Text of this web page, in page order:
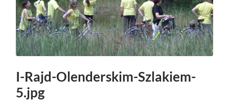
I-Rajd-Olenderskim-Szlakiem-
5.jpg